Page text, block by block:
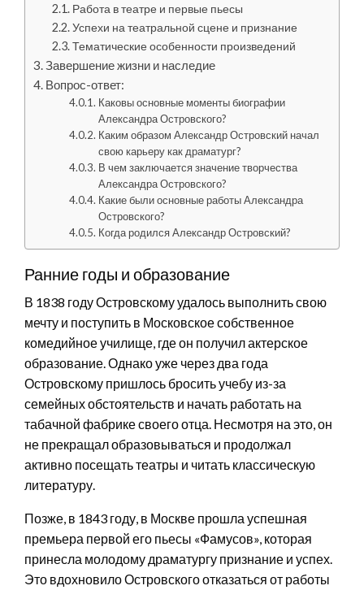
Работа в театре и первые пьесы
Успехи на театральной сцене и признание
Тематические особенности произведений
Завершение жизни и наследие
Вопрос-ответ:
Каковы основные моменты биографии
Александра Островского?
Каким образом Александр Островский начал
свою карьеру как драматург?
В чем заключается значение творчества
Александра Островского?
Какие были основные работы Александра
Островского?
Когда родился Александр Островский?
Ранние годы и образование
В 1838 году Островскому удалось выполнить свою
мечту и поступить в Московское собственное
комедийное училище, где он получил актерское
образование. Однако уже через два года
Островскому пришлось бросить учебу из-за
семейных обстоятельств и начать работать на
табачной фабрике своего отца. Несмотря на это, он
не прекращал образовываться и продолжал
активно посещать театры и читать классическую
литературу.
Позже, в 1843 году, в Москве прошла успешная
премьера первой его пьесы «Фамусов», которая
принесла молодому драматургу признание и успех.
Это вдохновило Островского отказаться от работы